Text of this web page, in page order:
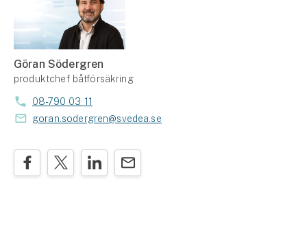
Göran Södergren
produktchef båtförsäkring
08-790 03 11
goran.sodergren@svedea.se